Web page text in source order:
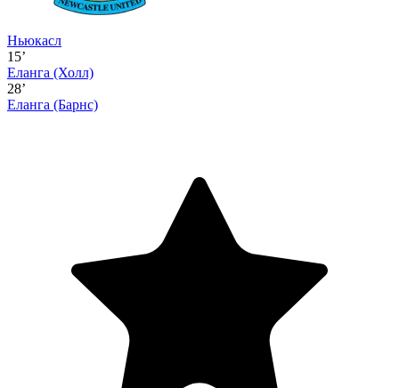
Ньюкасл
15’
Еланга (Холл)
28’
Еланга (Барнс)